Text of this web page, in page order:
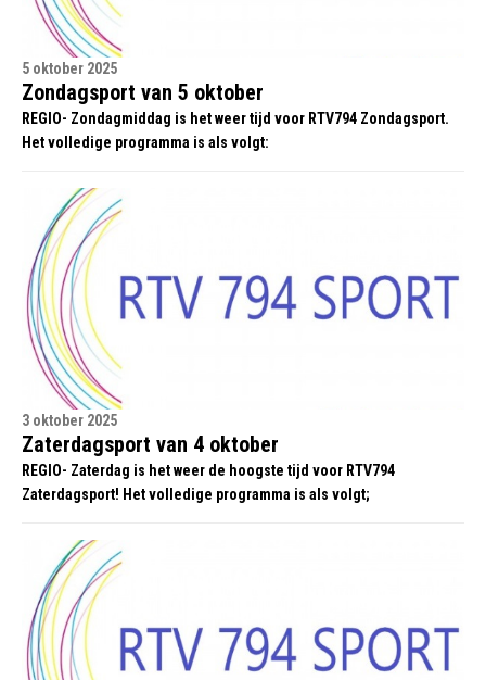
5 oktober 2025
Zondagsport van 5 oktober
REGIO- Zondagmiddag is het weer tijd voor RTV794 Zondagsport.
Het volledige programma is als volgt:
3 oktober 2025
Zaterdagsport van 4 oktober
REGIO- Zaterdag is het weer de hoogste tijd voor RTV794
Zaterdagsport! Het volledige programma is als volgt;